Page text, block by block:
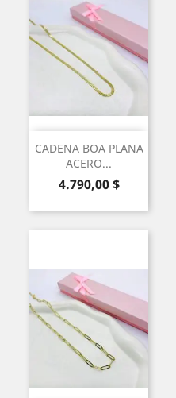
CADENA BOA PLANA
ACERO...
Precio
4.790,00 $